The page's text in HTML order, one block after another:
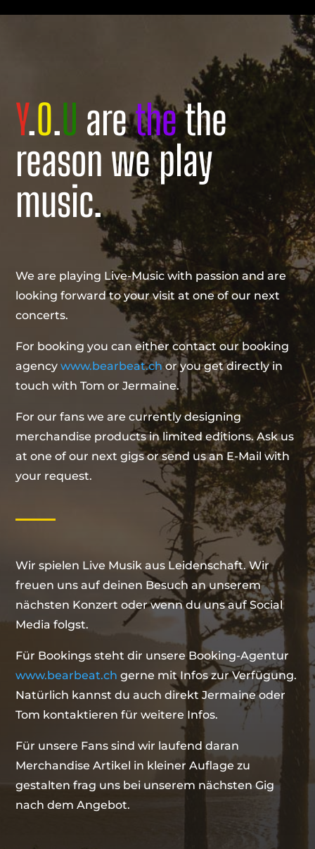
Y.O.U arethethe
reason we play
music.
We are playing Live-Music with passion and are
looking forward to your visit at one of our next
concerts.
For booking you can either contact our booking
agencywww.bearbeat.chor you get directly in
touch with Tom or Jermaine.
For our fans we are currently designing
merchandise products in limited editions. Ask us
at one of our next gigs or send us an E-Mail with
your request.
Wir spielen Live Musik aus Leidenschaft. Wir
freuen uns auf deinen Besuch an unserem
nächsten Konzert oder wenn du uns auf Social
Media folgst.
Für Bookings steht dir unsere Booking-Agentur
www.bearbeat.ch gerne mit Infos zur Verfügung.
Natürlich kannst du auch direkt Jermaine oder
Tom kontaktieren für weitere Infos.
Für unsere Fans sind wir laufend daran
Merchandise Artikel in kleiner Auflage zu
gestalten frag uns bei unserem nächsten Gig
nach dem Angebot.